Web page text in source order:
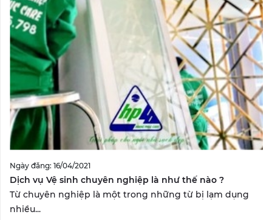
Ngày đăng: 16/04/2021
Dịch vụ Vệ sinh chuyên nghiệp là như thế nào ?
Từ chuyên nghiệp là một trong những từ bị lạm dụng
nhiều...